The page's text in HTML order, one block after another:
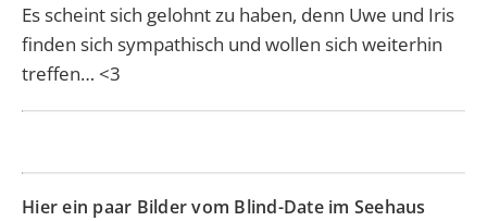
Es scheint sich gelohnt zu haben, denn Uwe und Iris
finden sich sympathisch und wollen sich weiterhin
treffen… <3
Hier ein paar Bilder vom Blind-Date im Seehaus